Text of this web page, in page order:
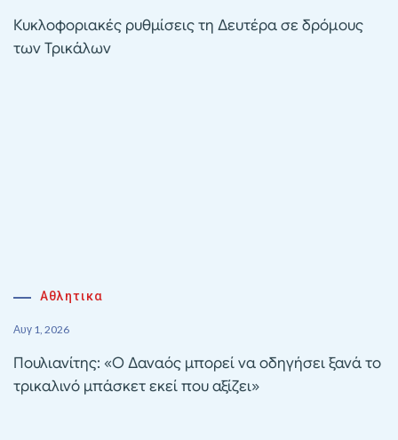
Κυκλοφοριακές ρυθμίσεις τη Δευτέρα σε δρόμους
των Τρικάλων
Αθλητικα
Αυγ 1, 2026
Πουλιανίτης: «Ο Δαναός μπορεί να οδηγήσει ξανά το
τρικαλινό μπάσκετ εκεί που αξίζει»